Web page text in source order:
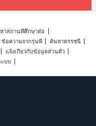
าสถานที่ศึกษาต่อ
ข้อความจากรุ่นพี่
ค้นหาดรรชนี
แจ้งเกี่ยวกับข้อมูลส่วนตัว
ะบบ